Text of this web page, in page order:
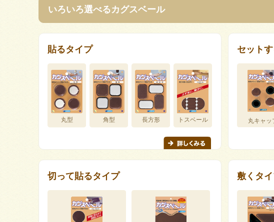
いろいろ選べるカグスベール
貼るタイプ
丸型 角型 長方形 トスベール
セット
丸キャッ
切って貼るタイプ 敷くタ